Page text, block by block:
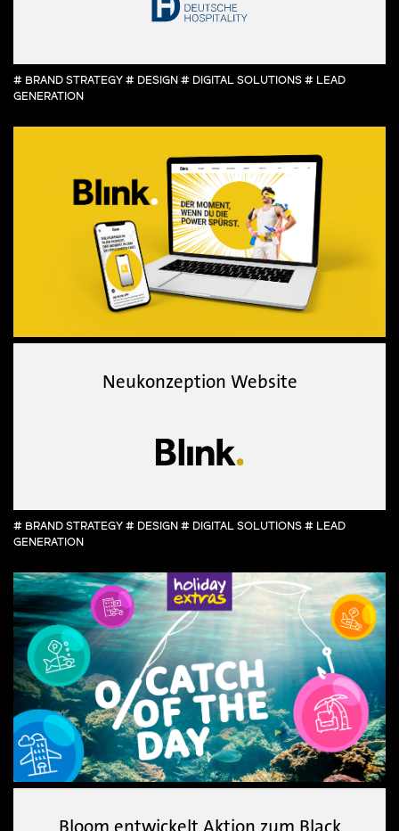
# BRAND STRATEGY # DESIGN # DIGITAL SOLUTIONS # LEAD
GENERATION
Neukonzeption Website
# BRAND STRATEGY # DESIGN # DIGITAL SOLUTIONS # LEAD
GENERATION